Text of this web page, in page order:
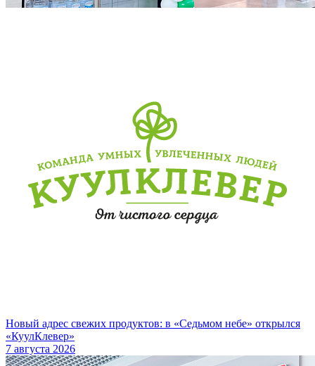
Новый адрес свежих продуктов: в «Седьмом небе» открылся
«КуулКлевер»
7 августа 2026